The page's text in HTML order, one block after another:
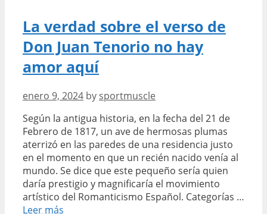
un
matrimonio
feliz
La verdad sobre el verso de
Don Juan Tenorio no hay
amor aquí
enero 9, 2024 by sportmuscle
Según la antigua historia, en la fecha del 21 de
Febrero de 1817, un ave de hermosas plumas
aterrizó en las paredes de una residencia justo
en el momento en que un recién nacido venía al
mundo. Se dice que este pequeño sería quien
daría prestigio y magnificaría el movimiento
artístico del Romanticismo Español. Categorías …
Leer más